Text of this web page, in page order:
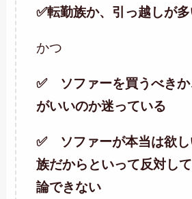
✅転勤族か、引っ越しが
かつ
✅ ソファーを買うべきか
がいいのか迷っている
✅ ソファーが本当は欲し
族だからといって反対し
論できない